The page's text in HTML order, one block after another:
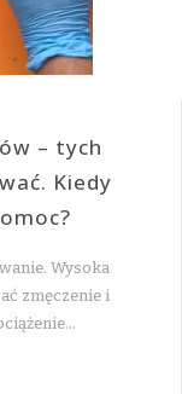
– tych
Kiedy
Wysoka
zmęczenie i